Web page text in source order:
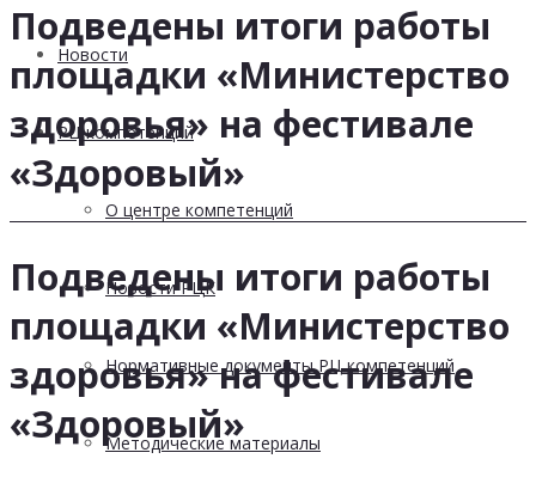
Новости
РЦ компетенций
О центре компетенций
Новости РЦК
Нормативные документы РЦ компетенций
Методические материалы
Подведены итоги работы
площадки «Министерство
здоровья» на фестивале
«Здоровый»
Подведены итоги работы
площадки «Министерство
здоровья» на фестивале
«Здоровый»